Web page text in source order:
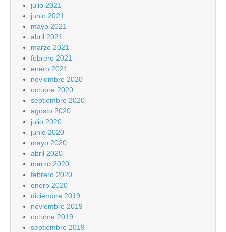
julio 2021
junio 2021
mayo 2021
abril 2021
marzo 2021
febrero 2021
enero 2021
noviembre 2020
octubre 2020
septiembre 2020
agosto 2020
julio 2020
junio 2020
mayo 2020
abril 2020
marzo 2020
febrero 2020
enero 2020
diciembre 2019
noviembre 2019
octubre 2019
septiembre 2019